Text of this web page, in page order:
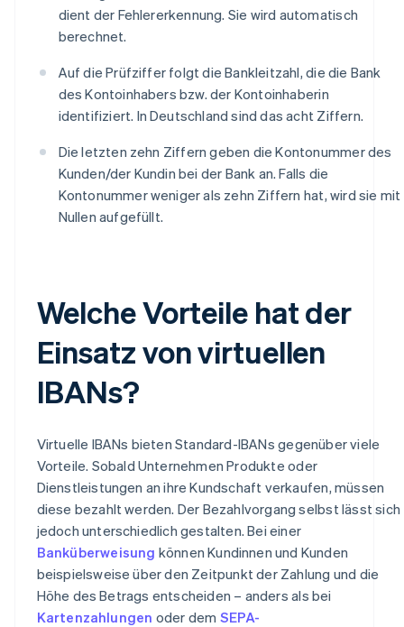
dient der Fehlererkennung. Sie wird automatisch
berechnet.
Auf die Prüfziffer folgt die Bankleitzahl, die die Bank
des Kontoinhabers bzw. der Kontoinhaberin
identifiziert. In Deutschland sind das acht Ziffern.
Die letzten zehn Ziffern geben die Kontonummer des
Kunden/der Kundin bei der Bank an. Falls die
Kontonummer weniger als zehn Ziffern hat, wird sie mit
Nullen aufgefüllt.
Welche Vorteile hat der
Einsatz von virtuellen
IBANs?
Virtuelle IBANs bieten Standard-IBANs gegenüber viele
Vorteile. Sobald Unternehmen Produkte oder
Dienstleistungen an ihre Kundschaft verkaufen, müssen
diese bezahlt werden. Der Bezahlvorgang selbst lässt sich
jedoch unterschiedlich gestalten. Bei einer
Banküberweisung können Kundinnen und Kunden
beispielsweise über den Zeitpunkt der Zahlung und die
Höhe des Betrags entscheiden – anders als bei
Kartenzahlungen oder dem SEPA-